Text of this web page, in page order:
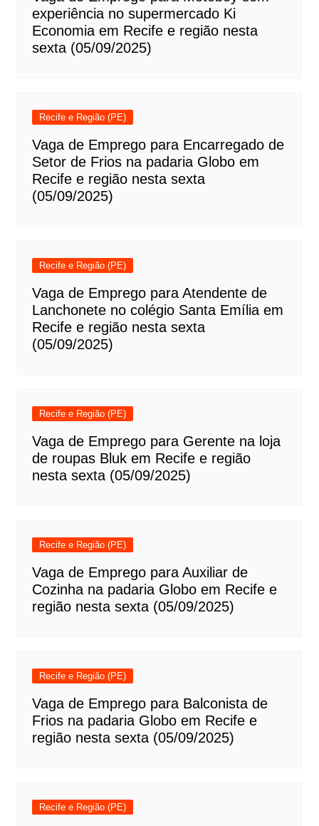
experiência no supermercado Ki
Economia em Recife e região nesta
sexta (05/09/2025)
Recife e Região (PE)
Vaga de Emprego para Encarregado de
Setor de Frios na padaria Globo em
Recife e região nesta sexta
(05/09/2025)
Recife e Região (PE)
Vaga de Emprego para Atendente de
Lanchonete no colégio Santa Emília em
Recife e região nesta sexta
(05/09/2025)
Recife e Região (PE)
Vaga de Emprego para Gerente na loja
de roupas Bluk em Recife e região
nesta sexta (05/09/2025)
Recife e Região (PE)
Vaga de Emprego para Auxiliar de
Cozinha na padaria Globo em Recife e
região nesta sexta (05/09/2025)
Recife e Região (PE)
Vaga de Emprego para Balconista de
Frios na padaria Globo em Recife e
região nesta sexta (05/09/2025)
Recife e Região (PE)